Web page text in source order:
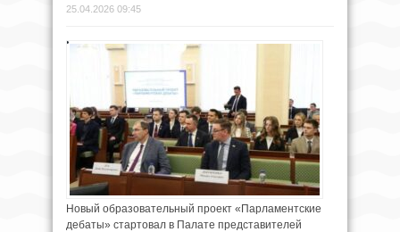
25.04.2026 09:45
Новый образовательный проект «Парламентские
дебаты» стартовал в Палате представителей